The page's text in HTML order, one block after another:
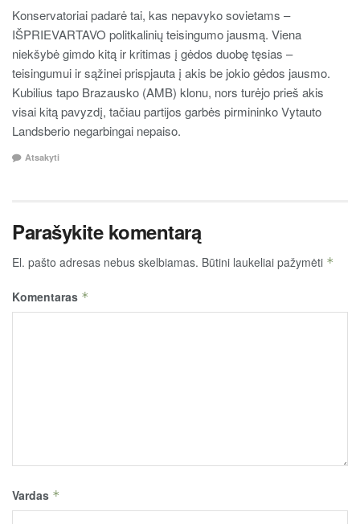
Konservatoriai padarė tai, kas nepavyko sovietams –
IŠPRIEVARTAVO politkalinių teisingumo jausmą. Viena
niekšybė gimdo kitą ir kritimas į gėdos duobę tęsias –
teisingumui ir sąžinei prispjauta į akis be jokio gėdos jausmo.
Kubilius tapo Brazausko (AMB) klonu, nors turėjo prieš akis
visai kitą pavyzdį, tačiau partijos garbės pirmininko Vytauto
Landsberio negarbingai nepaiso.
Atsakyti
Parašykite komentarą
El. pašto adresas nebus skelbiamas. Būtini laukeliai pažymėti *
Komentaras *
Vardas *